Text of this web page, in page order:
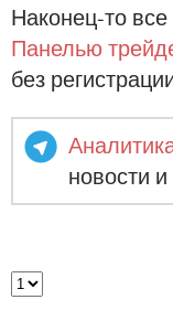
Наконец-то
Панелью
без
новости